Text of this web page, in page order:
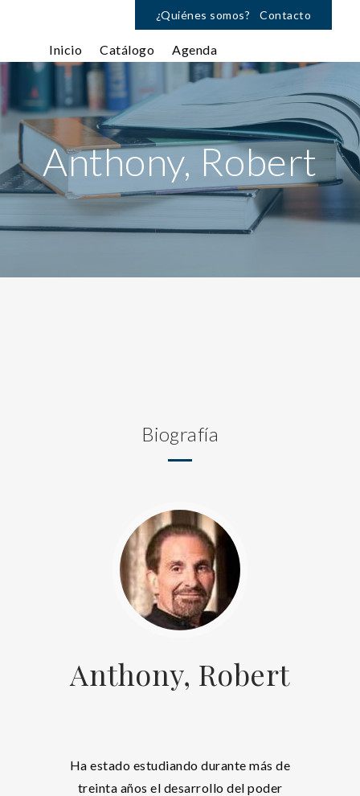
¿Quiénes somos? Contacto
Inicio Catálogo Agenda
Anthony, Robert
Biografía
Anthony, Robert
Ha estado estudiando durante más de
treinta años el desarrollo del poder